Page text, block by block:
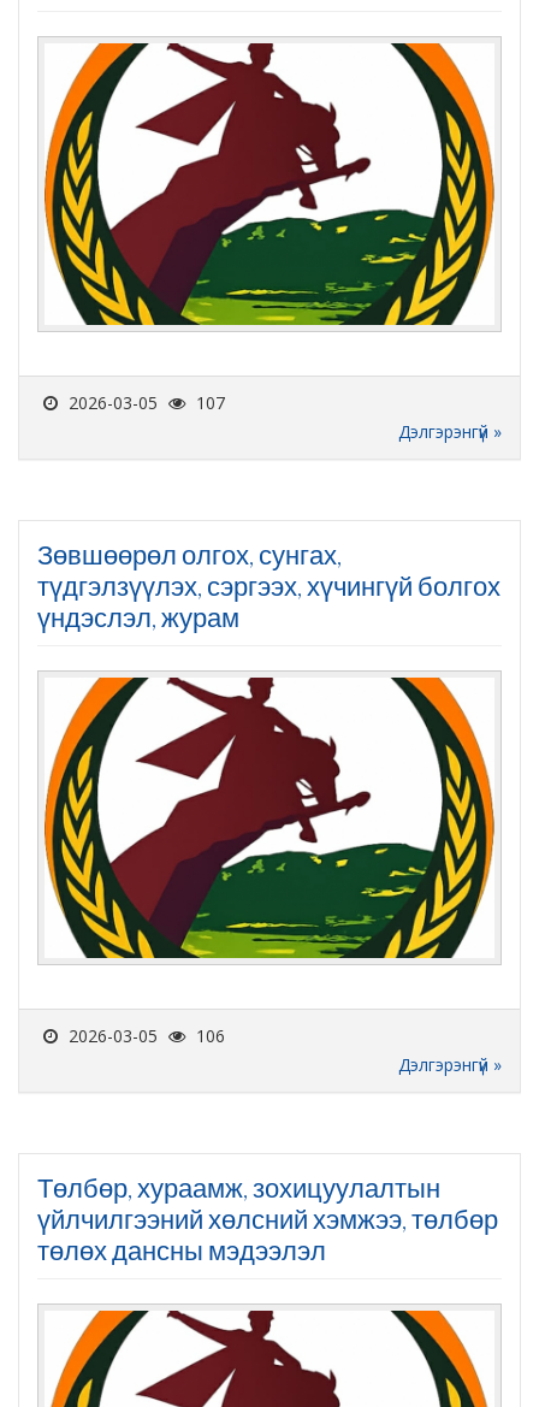
2026-03-05
107
Дэлгэрэнгүй »
Зөвшөөрөл олгох, сунгах,
түдгэлзүүлэх, сэргээх, хүчингүй болгох
үндэслэл, журам
2026-03-05
106
Дэлгэрэнгүй »
Төлбөр, хураамж, зохицуулалтын
үйлчилгээний хөлсний хэмжээ, төлбөр
төлөх дансны мэдээлэл